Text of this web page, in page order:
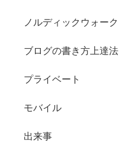
ノルディックウォーク
ブログの書き方上達法
プライベート
モバイル
出来事